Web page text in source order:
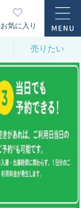
お気に入り
売りたい